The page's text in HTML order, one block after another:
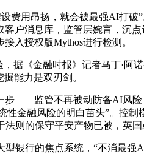
用昂扬，就会被最强AI打破”
户消息库，监管层婉言，沉
入授权版Mythos进行检测。
《金融时报》记者马丁·阿
能力是双刃剑。
——监管不再被动防备AI风险
金融风险的明白苗头”。控
则的保守平安产物已被，英
行的焦点系统，“不消最强